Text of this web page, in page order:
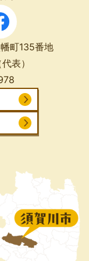
町135番地
代表）